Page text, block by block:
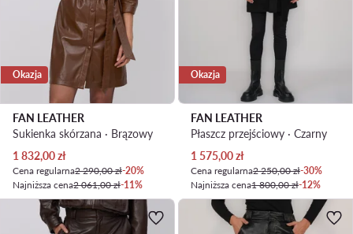
Okazja
FAN LEATHER
Sukienka skórzana · Brązowy
Aktualna cena
1 832,00zł
Cena regularna2 290,00 zł-20%
Najniższa cena2 061,00 zł-11%
Okazja
FAN LEATHER
Płaszcz przejściowy · Czarny
Aktualna cena
1 575,00zł
Cena regularna2 250,00 zł-30%
Najniższa cena1 800,00 zł-12%